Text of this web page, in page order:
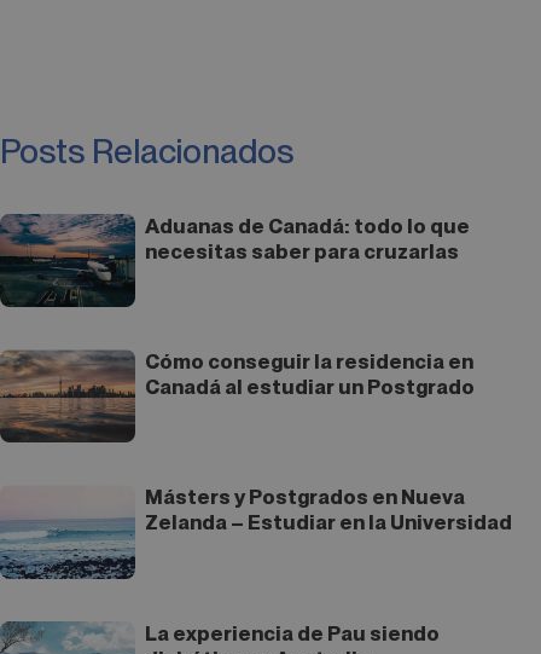
Posts Relacionados
Aduanas de Canadá: todo lo que
necesitas saber para cruzarlas
Cómo conseguir la residencia en
Canadá al estudiar un Postgrado
Másters y Postgrados en Nueva
Zelanda – Estudiar en la Universidad
La experiencia de Pau siendo